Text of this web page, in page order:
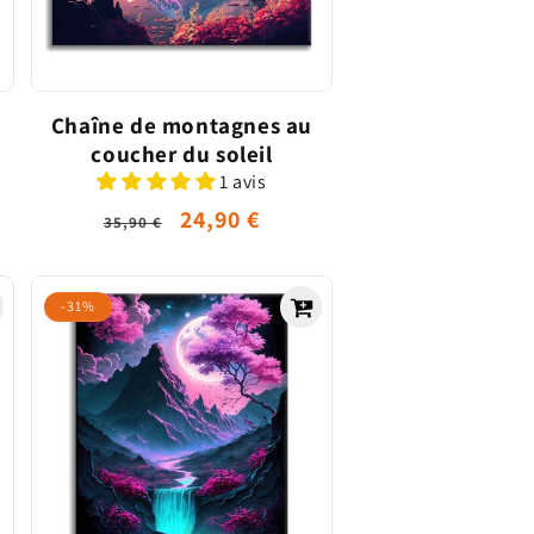
Chaîne de montagnes au
coucher du soleil
1 avis
Prix
35,90 €
Prix
24,90 €
-31%